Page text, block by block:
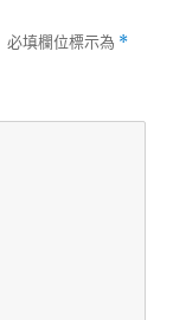
必填欄位標示為 *